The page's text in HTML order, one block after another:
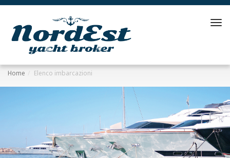
Home Elenco imbarcazioni